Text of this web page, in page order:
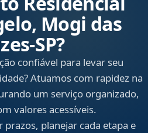
Mogi das
confiável para levar seu
Atuamos com rapidez na
um serviço organizado,
valores acessíveis.
planejar cada etapa e